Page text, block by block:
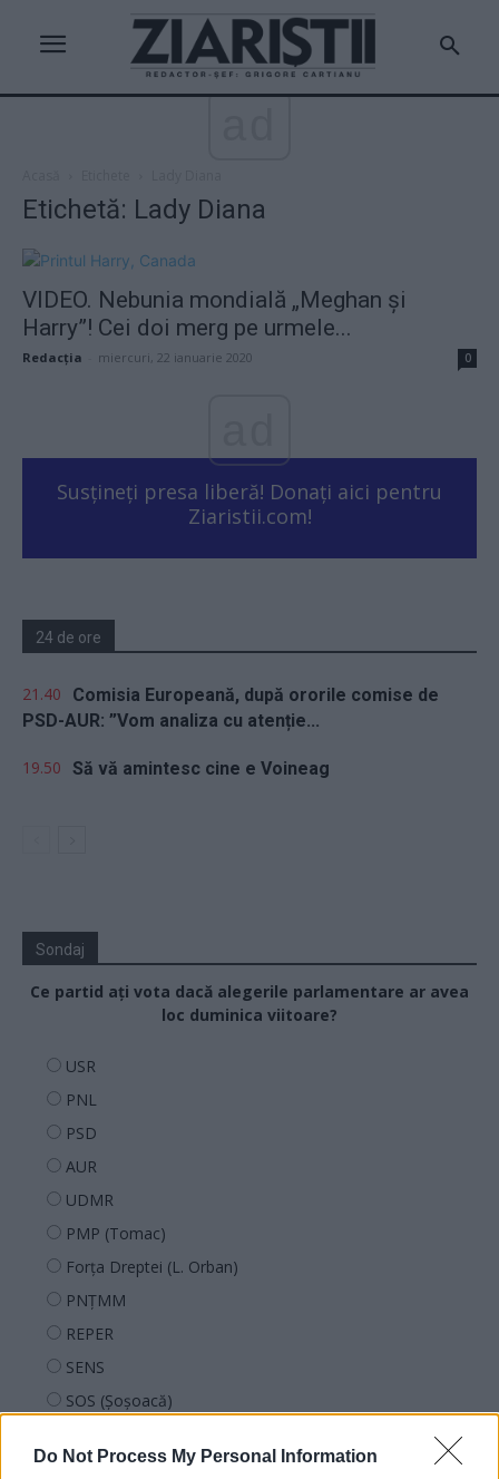
Do Not Process My Personal Information
Etichetă: Lady Diana
VIDEO. Nebunia mondială „Meghan și
Harry”! Cei doi merg pe urmele...
Redacţia miercuri, 22 ianuarie 2020 0
Susțineți presa liberă! Donați aici pentru
Ziaristii.com!
24 de ore
21.40
Comisia Europeană, după ororile comise de
PSD-AUR: ”Vom analiza cu atenție...
19.50 Să vă amintesc cine e Voineag
Sondaj
Ce partid ați vota dacă alegerile parlamentare ar avea
loc duminica viitoare?
USR
PNL
PSD
AUR
UDMR
PMP (Tomac)
Forța Dreptei (L. Orban)
PNȚMM
REPER
SENS
SOS (Șoșoacă)
PACE (Peia)